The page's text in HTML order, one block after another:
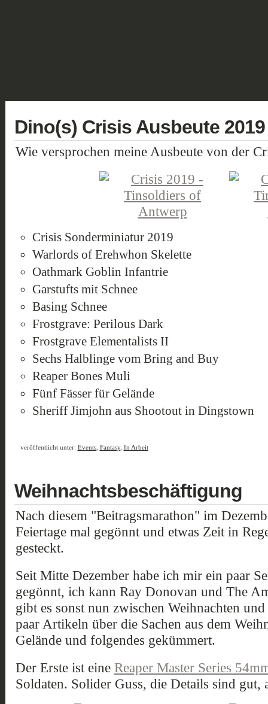
Dino(s) Crisis Ausbeute 2019
Wie versprochen meine Ausbeute von der
Crisis Sonderminiatur 2019
Warlords of Erehwhon Skelette
Oathmark Goblin Infantrie
Garstufts mit Schnee
Basing Schnee
Frostgrave: Perilous Dark
Frostgrave Elementalists II
Sechs Halblinge vom Bring and Buy
Reaper Bones Muli
Fünf Fässer für Gelände
Sheriff Jimjohn aus Shootout in Dingstown
veröffentlicht unter: Events, Fantasy, In Arbeit
Weihnachtsbeschäftigung
Nach diesem "Beitragsmarathon" im
Feiertage mal gegönnt und etwas Zeit in
gesteckt.
Seit Mitte Dezember habe ich mir ein paar
gegönnt, ich kann Ray Donovan und The
gibt es sonst nun zwischen Weihnachten
paar Artikeln über die Sachen aus dem
Gelände und folgendes gekümmert.
Der Erste ist eine Reaper Master Series
Soldaten. Solider Guss, die Details sind gut,